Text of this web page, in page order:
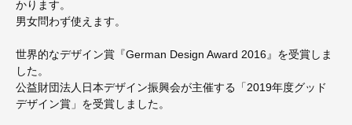
かります。
男女問わず使えます。
世界的なデザイン賞『German Design Award 2016』を受賞しま
した。
公益財団法人日本デザイン振興会が主催する「2019年度グッド
デザイン賞」を受賞しました。